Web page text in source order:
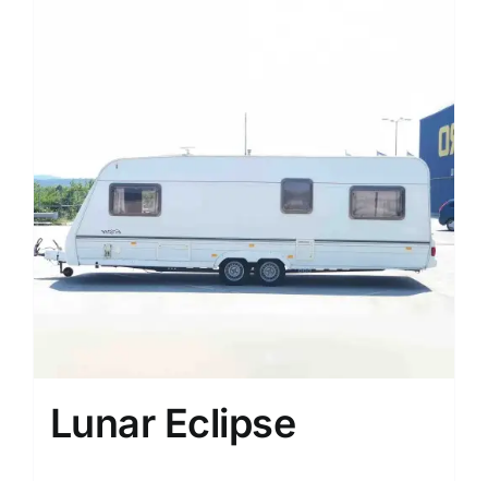
Lunar Eclipse